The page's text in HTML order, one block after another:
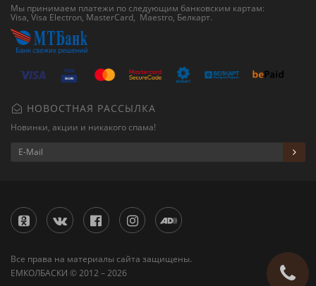
Мы принимаем платежи по следующим банковским картам:
Visa, Visa Electron, MasterCard, Maestro, Белкарт.
НОВОСТНАЯ РАССЫЛКА
Новинки, акции и никакого спама!
Все права на материалы сайта защищены.
ЕМКОЛБАСКИ © 2012 – 2026